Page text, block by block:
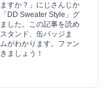
すか？」にじさんじか
DD Sweater Style」グ
した。この記事を読め
タンド、缶バッジま
がわかります。ファン
ましょう！